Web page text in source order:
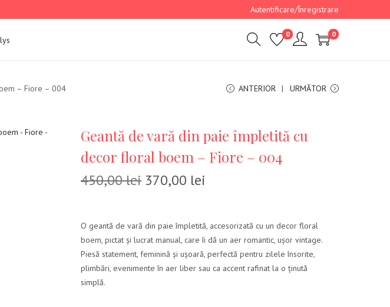
Autentificare/Înregistrare
0 0
– Fiore – 004 ANTERIOR URMĂTOR
Geantă de vară din paie împletită cu
decor floral boem – Fiore – 004
450,00lei 370,00 lei
O geantă de vară din paie împletită, accesorizată cu un decor floral
boem, pictat și lucrat manual, care îi dă un aer romantic, ușor vintage.
Piesă statement, feminină și ușoară, perfectă pentru zilele însorite,
plimbări, evenimente în aer liber sau ca accent rafinat la o ținută
simplă.